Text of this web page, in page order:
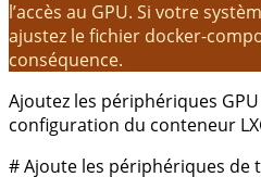
l’accès au GPU. Si votre
ajustez le fichier docker-
conséquence.
Ajoutez les périphériques
configuration du conteneur
# Ajoute les périphériques de